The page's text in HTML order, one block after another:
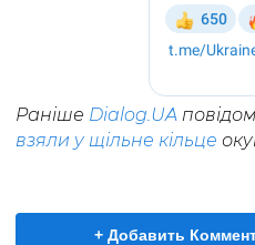
Раніше Dialog.UA
взяли у щільне кільце
+ Добавить